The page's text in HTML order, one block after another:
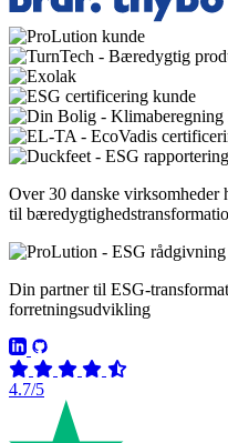
Over 30 danske virksomheder
til
Din partner til ESG-
forretningsudvikling
4.7/5